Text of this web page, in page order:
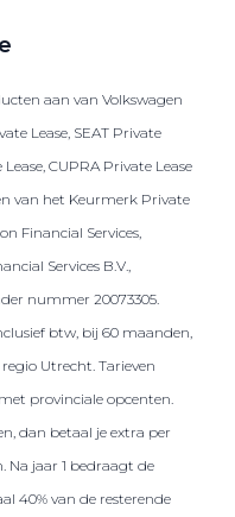
aan van Volkswagen
Lease, SEAT Private
CUPRA Private Lease
van het Keurmerk Private
Financial Services,
Services B.V.,
nummer 20073305.
btw, bij 60 maanden,
Utrecht. Tarieven
provinciale opcenten.
dan betaal je extra per
Na jaar 1 bedraagt de
40% van de resterende